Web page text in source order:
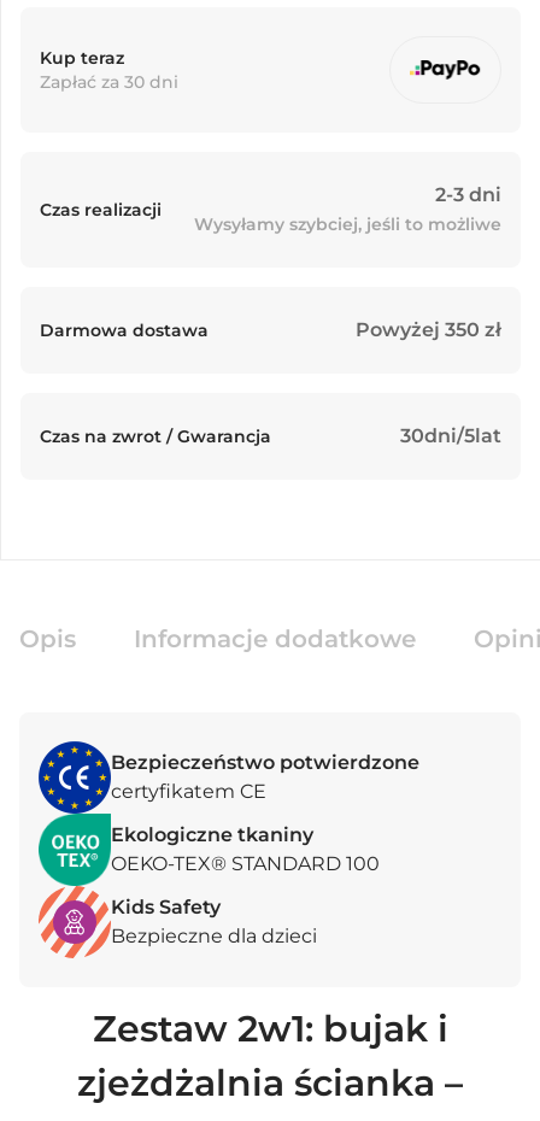
Kup teraz
Zapłać za 30 dni
Czas realizacji
2-3 dni
Wysyłamy szybciej, jeśli to możliwe
Darmowa dostawa Powyżej 350 zł
Czas na zwrot / Gwarancja 30dni/5lat
Opis Informacje dodatkowe
Bezpieczeństwo potwierdzone
certyfikatem CE
Ekologiczne tkaniny
OEKO-TEX® STANDARD 100
Kids Safety
Bezpieczne dla dzieci
Zestaw 2w1: bujak i
zjeżdżalnia ścianka –